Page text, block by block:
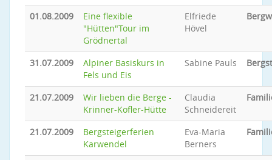
01.08.2009
Eine flexible
"Hütten"Tour im
Grödnertal
Elfriede
Hövel
31.07.2009
Alpiner Basiskurs in
Fels und Eis
Sabine Pauls
21.07.2009
Wir lieben die Berge -
Krinner-Kofler-Hütte
Claudia
Schneidereit
21.07.2009
Bergsteigerferien
Karwendel
Eva-Maria
Berners